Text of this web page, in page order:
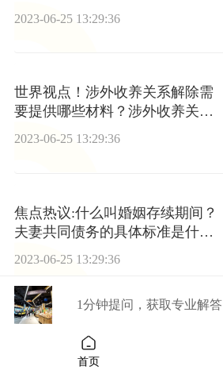
2023-06-25 13:29:36
世界视点！涉外收养关系解除需
要提供哪些材料？涉外收养关系
解除需要送养人参与吗？
2023-06-25 13:29:36
焦点热议:什么叫婚姻存续期间？
夫妻共同债务的具体标准是什
2023-06-25 13:29:36
质押率是什么意思？质押率一般
1分钟提问，获取专业解答
首页